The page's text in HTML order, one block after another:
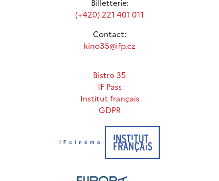
Billetterie:
(+420) 221 401 011
Contact:
kino35@ifp.cz
Bistro 35
IF Pass
Institut français
GDPR